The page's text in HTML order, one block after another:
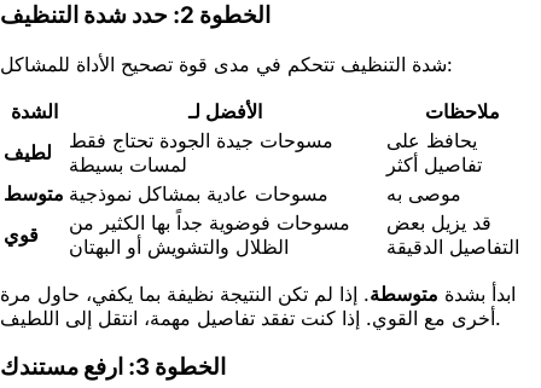
الخطوة 2: حدد شدة التنظيف
شدة التنظيف تتحكم في مدى قوة تصحيح الأداة للمشاكل:
الشدة
الأفضل لـ
ملاحظات
لطيف
مسوحات جيدة الجودة تحتاج فقط
لمسات بسيطة
يحافظ على
تفاصيل أكثر
متوسط مسوحات عادية بمشاكل نموذجية
موصى به
قوي
مسوحات فوضوية جداً بها الكثير من
الظلال والتشويش أو البهتان
قد يزيل بعض
التفاصيل الدقيقة
ابدأ بشدة متوسطة. إذا لم تكن النتيجة نظيفة بما يكفي، حاول مرة
أخرى مع القوي. إذا كنت تفقد تفاصيل مهمة، انتقل إلى اللطيف.
الخطوة 3: ارفع مستندك